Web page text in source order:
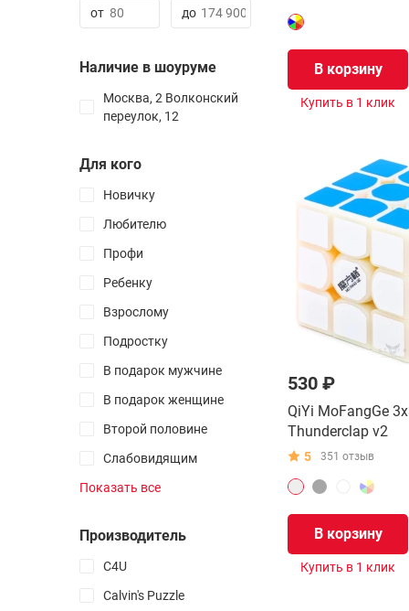
Все товары раздела
Чехлы и боксы
Смазка
Маты
Все товары раздела
Йо-Йо
Пенспиннинг
Спиннеры
Фингерборды
Кендамы
Поп Ит
Симпл Димпл
Фиджет кубы
от до
Наличие в шоуруме
Москва, 2 Волконский
переулок, 12
Для кого
Новичку
Любителю
Профи
Ребенку
Взрослому
Подростку
В подарок мужчине
В подарок женщине
Второй половине
Слабовидящим
Начальнику
Показать все
Производитель
C4U
Calvin's Puzzle
В корзину
Купить в 1 клик
530 ₽
QiYi MoFangGe
Thunderclap v2
5 351 отзыв
В корзину
Купить в 1 клик